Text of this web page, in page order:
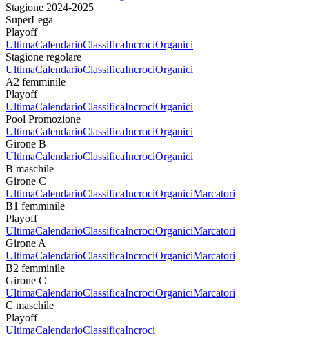
Stagione 2024-2025
SuperLega
Playoff
UltimaCalendarioClassificaIncrociOrganici
Stagione regolare
UltimaCalendarioClassificaIncrociOrganici
A2 femminile
Playoff
UltimaCalendarioClassificaIncrociOrganici
Pool Promozione
UltimaCalendarioClassificaIncrociOrganici
Girone B
UltimaCalendarioClassificaIncrociOrganici
B maschile
Girone C
UltimaCalendarioClassificaIncrociOrganiciMarcatori
B1 femminile
Playoff
UltimaCalendarioClassificaIncrociOrganiciMarcatori
Girone A
UltimaCalendarioClassificaIncrociOrganiciMarcatori
B2 femminile
Girone C
UltimaCalendarioClassificaIncrociOrganiciMarcatori
C maschile
Playoff
UltimaCalendarioClassificaIncroci